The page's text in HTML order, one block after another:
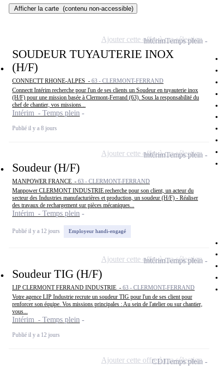
Afficher la carte (contenu non-accessible)
SOUDEUR TUYAUTERIE INOX
(H/F)
CONNECTT RHONE-ALPES - 63 - CLERMONT-FERRAND
Connectt Intérim recherche pour l'un de ses clients un Soudeur en tuyauterie inox
(H/F) pour une mission basée à Clermont-Ferrand (63). Sous la responsabilité du
chef de chantier, vos missions...
Intérim - Temps plein
Publié il y a 8 jours
IntérimTemps plein
Ajouter cette offre à ma sélection
Soudeur (H/F)
MANPOWER FRANCE - 63 - CLERMONT-FERRAND
Manpower CLERMONT INDUSTRIE recherche pour son client, un acteur du
secteur des Industries manufacturières et production, un soudeur (H/F) - Réaliser
des travaux de rechargement sur pièces mécaniques...
Intérim - Temps plein
Publié il y a 12 jours Employeur handi-engagé
IntérimTemps plein
Ajouter cette offre à ma sélection
Soudeur TIG (H/F)
LIP CLERMONT FERRAND INDUSTRIE - 63 - CLERMONT-FERRAND
Votre agence LIP Industrie recrute un soudeur TIG pour l'un de ses client pour
renforcer son équipe. Vos missions principales : Au sein de l'atelier ou sur chantier,
vous...
Intérim - Temps plein
Publié il y a 12 jours
IntérimTemps plein
Ajouter cette offre à ma sélection
CDITemps plein
Ajouter cette offre à ma sélection